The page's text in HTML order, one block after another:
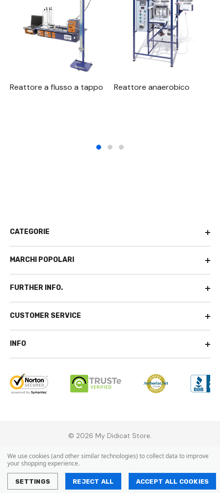
Reattore a flusso a tappo Reattore anaerobico
CATEGORIE
MARCHI POPOLARI
FURTHER INFO.
CUSTOMER SERVICE
INFO
© 2026 My Didicat Store.
We use cookies (and other similar technologies) to collect data to improve
your shopping experience.
SETTINGS REJECT ALL ACCEPT ALL COOKIES